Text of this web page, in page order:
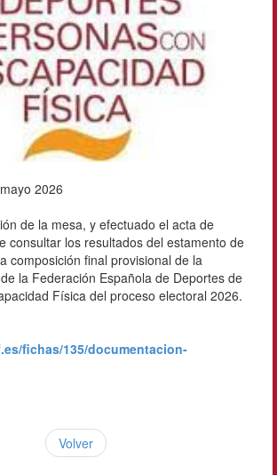
2026
de la mesa, y efectuado el acta de
consultar los resultados del estamento de
composición final provisional de la
la Federación Española de Deportes de
Física del proceso electoral 2026.
fichas/135/documentacion-
Volver